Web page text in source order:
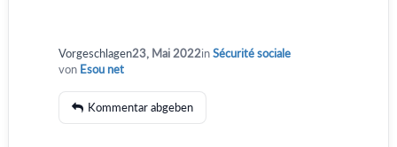
Vorgeschlagen23, Mai 2022inSécurité sociale
von Esou net
Kommentar abgeben